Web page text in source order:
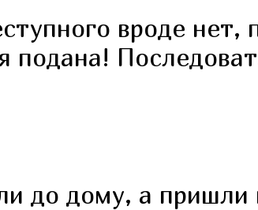
вроде нет,
подана!
дому, а пришли